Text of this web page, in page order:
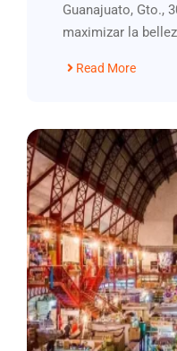
Guanajuato, Gto.,
maximizar la
Read More